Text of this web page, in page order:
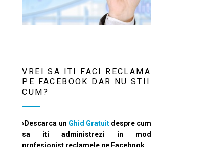
VREI SA ITI FACI RECLAMA
PE FACEBOOK DAR NU STII
CUM?
›Descarca un Ghid Gratuit despre cum
sa iti administrezi in mod
profesionist reclamele pe Facebook